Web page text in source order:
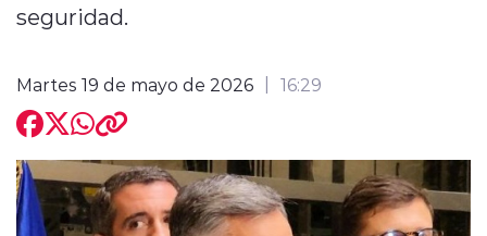
seguridad.
Martes 19 de mayo de 2026 16:29